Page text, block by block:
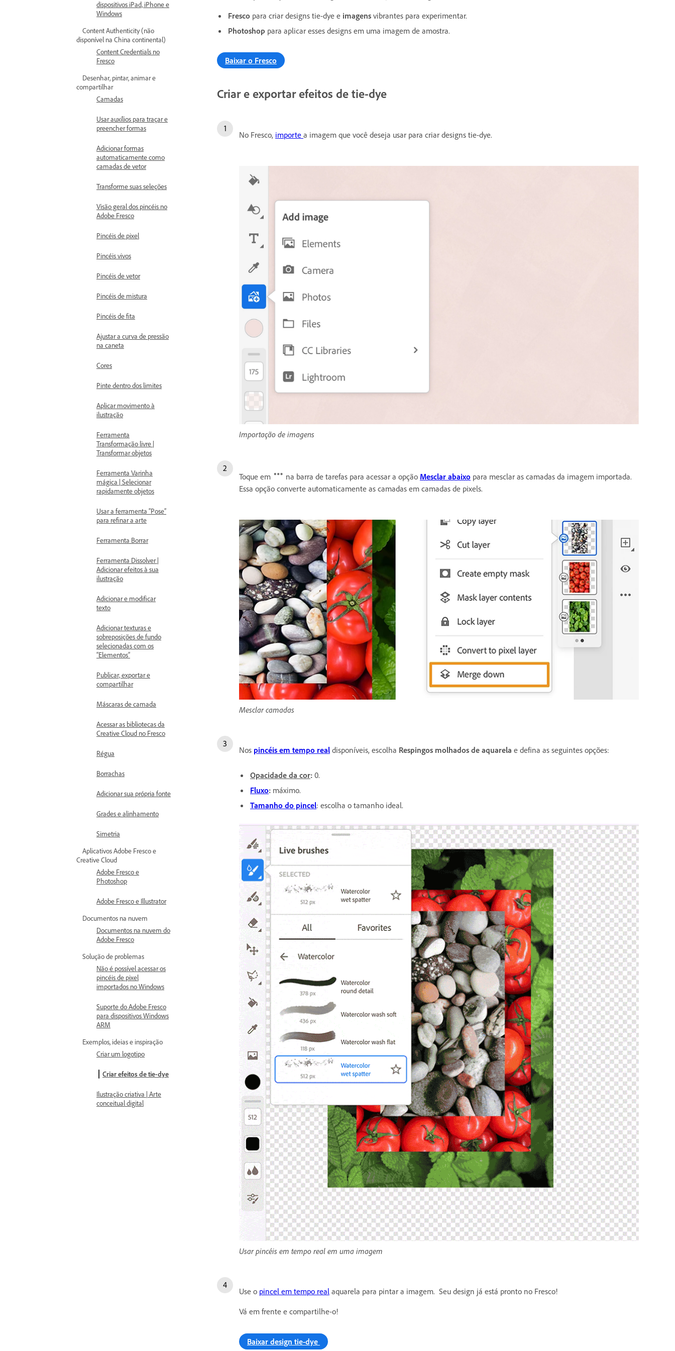
dispositivos iPad, iPhone e
Windows
Content Authenticity (não
disponível na China continental)
Content Credentials no
Fresco
Desenhar, pintar, animar e
compartilhar
Camadas
Usar auxílios para traçar e
preencher formas
Adicionar formas
automaticamente como
camadas de vetor
Transforme suas seleções
Visão geral dos pincéis no
Adobe Fresco
Pincéis de pixel
Pincéis vivos
Pincéis de vetor
Pincéis de mistura
Pincéis de fita
Ajustar a curva de pressão
na caneta
Cores
Pinte dentro dos limites
Aplicar movimento à
ilustração
Ferramenta
Transformação livre |
Transformar objetos
Ferramenta Varinha
mágica | Selecionar
rapidamente objetos
Usar a ferramenta “Pose”
para refinar a arte
Ferramenta Borrar
Ferramenta Dissolver |
Adicionar efeitos à sua
ilustração
Adicionar e modificar
texto
Adicionar texturas e
sobreposições de fundo
selecionadas com os
“Elementos”
Publicar, exportar e
compartilhar
Máscaras de camada
Acessar as bibliotecas da
Creative Cloud no Fresco
Régua
Borrachas
Adicionar sua própria fonte
Grades e alinhamento
Simetria
Aplicativos Adobe Fresco e
Creative Cloud
Adobe Fresco e
Photoshop
Adobe Fresco e Illustrator
Documentos na nuvem
Documentos na nuvem do
Adobe Fresco
Solução de problemas
Não é possível acessar os
pincéis de pixel
importados no Windows
Suporte do Adobe Fresco
para dispositivos Windows
ARM
Exemplos, ideias e inspiração
Criar um logotipo
Criar efeitos de tie-dye
Ilustração criativa | Arte
conceitual digital
Fresco para criar designs tie-dye e imagens vibrantes para experimentar.
Photoshop para aplicar esses designs em uma imagem de amostra.
Baixar o Fresco
Criar e exportar efeitos de tie-dye
No Fresco, importe a imagem que você deseja usar para criar designs tie-dye.
Importação de imagens
Toque em na barra de tarefas para acessar a opção Mesclar abaixo para mesclar as camadas da imagem importada.
Essa opção converte automaticamente as camadas em camadas de pixels.
Mesclar camadas
Nos pincéis em tempo real disponíveis, escolha Respingos molhados de aquarela e defina as seguintes opções:
Opacidade da cor: 0.
Fluxo: máximo.
Tamanho do pincel: escolha o tamanho ideal.
Usar pincéis em tempo real em uma imagem
Use o pincel em tempo real aquarela para pintar a imagem. Seu design já está pronto no Fresco!
Vá em frente e compartilhe-o!
Baixar design tie-dye